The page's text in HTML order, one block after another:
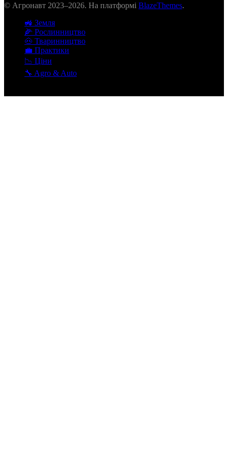
© Агронавт 2023–2026. На платформі BlazeThemes.
🚜 Земля
🌽 Рослинництво
🐽 Тваринництво
💼 Практики
📉 Ціни
🔧 Agro & Auto